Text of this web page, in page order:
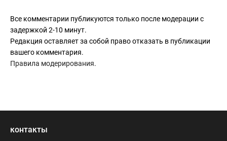
Все комментарии публикуются только после модерации с
задержкой 2-10 минут.
Редакция оставляет за собой право отказать в публикации
вашего комментария.
Правила модерирования.
контакты